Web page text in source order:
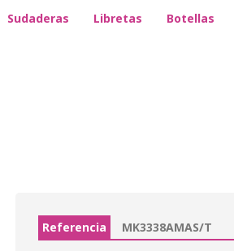
Sudaderas Libretas Botellas
Referencia MK3338AMAS/T